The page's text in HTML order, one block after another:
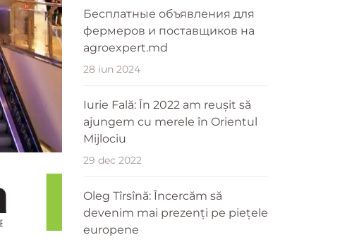
Бесплатные объявления для
фермеров и поставщиков на
agroexpert.md
28 iun 2024
Iurie Fală: În 2022 am reușit să
ajungem cu merele în Orientul
Mijlociu
29 dec 2022
Oleg Tîrsînă: Încercăm să
devenim mai prezenți pe piețele
europene